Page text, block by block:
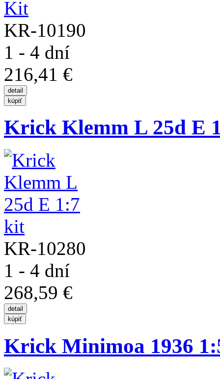
KR-10190
1 - 4 dní
216,41 €
Krick Klemm L 25d E
KR-10280
1 - 4 dní
268,59 €
Krick Minimoa 1936